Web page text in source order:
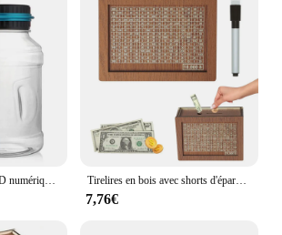
Tirelire électronique LCD numérique, compteur de pièces, comptage de pièces, boîte d'économie d'argent, pot de pièces de monnaie, boîte de rangement pour USD, Euro, cadeaux d'argent Tirelires en bois avec shorts d'épargne et figurines, boîtes à billets en dollars, réutilisables, assemblées, décorations pour la maison
7,76€